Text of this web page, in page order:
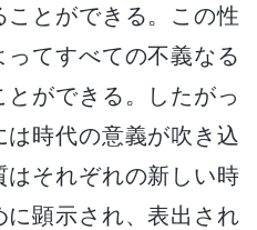
とができる。この性
てすべての不義なる
ができる。したがっ
時代の意義が吹き込
はそれぞれの新しい時
顕示され、表出され